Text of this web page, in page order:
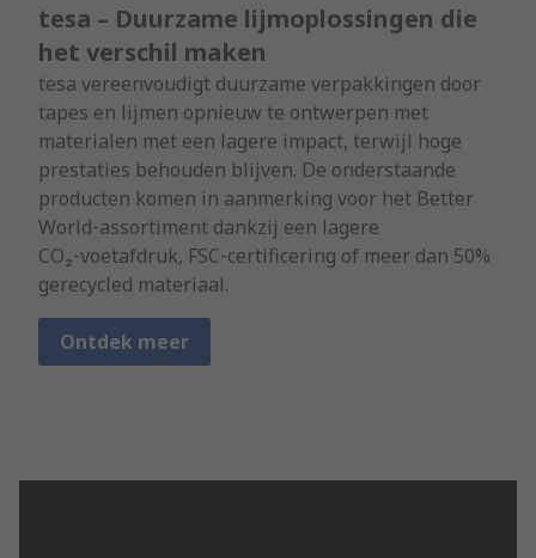
tesa – Duurzame lijmoplossingen die
het verschil maken
tesa vereenvoudigt duurzame verpakkingen door
tapes en lijmen opnieuw te ontwerpen met
materialen met een lagere impact, terwijl hoge
prestaties behouden blijven. De onderstaande
producten komen in aanmerking voor het Better
World‑assortiment dankzij een lagere
CO₂‑voetafdruk, FSC‑certificering of meer dan 50%
gerecycled materiaal.
Ontdek meer